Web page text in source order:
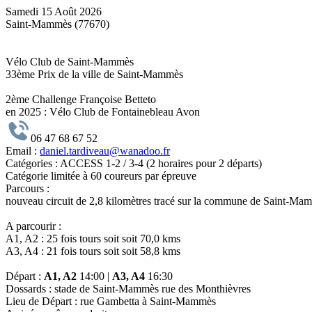
Samedi 15 Août 2026
Saint-Mammès (77670)
Vélo Club de Saint-Mammès
33ème Prix de la ville de Saint-Mammès
2ème Challenge Françoise Betteto
en 2025 : Vélo Club de Fontainebleau Avon
06 47 68 67 52
Email : daniel.tardiveau@wanadoo.fr
Catégories : ACCESS 1-2 / 3-4 (2 horaires pour 2 départs)
Catégorie limitée à 60 coureurs par épreuve
Parcours :
nouveau circuit de 2,8 kilomètres tracé sur la commune de Saint-
A parcourir :
A1, A2 : 25 fois tours soit soit 70,0 kms
A3, A4 : 21 fois tours soit soit 58,8 kms
Départ : A1, A2 14:00 | A3, A4 16:30
Dossards : stade de Saint-Mammès rue des Monthièvres
Lieu de Départ : rue Gambetta à Saint-Mammès